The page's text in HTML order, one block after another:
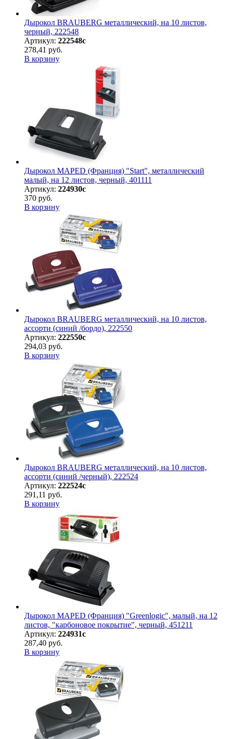
Дырокол BRAUBERG металлический, на 10 листов,
черный, 222548
Артикул: 222548с
278,41 руб.
В корзину
Дырокол MAPED (Франция) "Start", металлический
малый, на 12 листов, черный, 401111
Артикул: 224930с
370 руб.
В корзину
Дырокол BRAUBERG металлический, на 10 листов,
ассорти (синий /бордо), 222550
Артикул: 222550с
294,03 руб.
В корзину
Дырокол BRAUBERG металлический, на 10 листов,
ассорти (синий /черный), 222524
Артикул: 222524с
291,11 руб.
В корзину
Дырокол MAPED (Франция) "Greenlogic", малый, на 12
листов, "карбоновое покрытие", черный, 451211
Артикул: 224931с
287,40 руб.
В корзину